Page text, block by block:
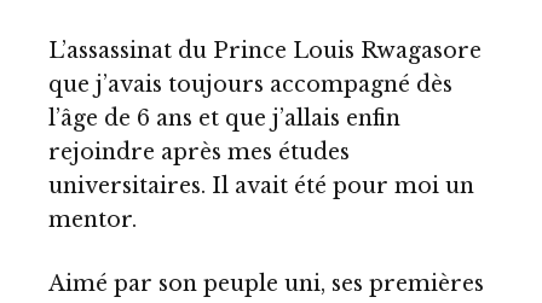
L’assassinat du Prince Louis Rwagasore
que j’avais toujours accompagné dès
l’âge de 6 ans et que j’allais enfin
rejoindre après mes études
universitaires. Il avait été pour moi un
mentor.
Aimé par son peuple uni, ses premières